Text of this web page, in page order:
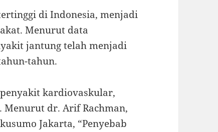
di Indonesia, menjadi
Menurut data
jantung telah menjadi
tahun.
kardiovaskular,
dr. Arif Rachman,
Jakarta, “Penyebab